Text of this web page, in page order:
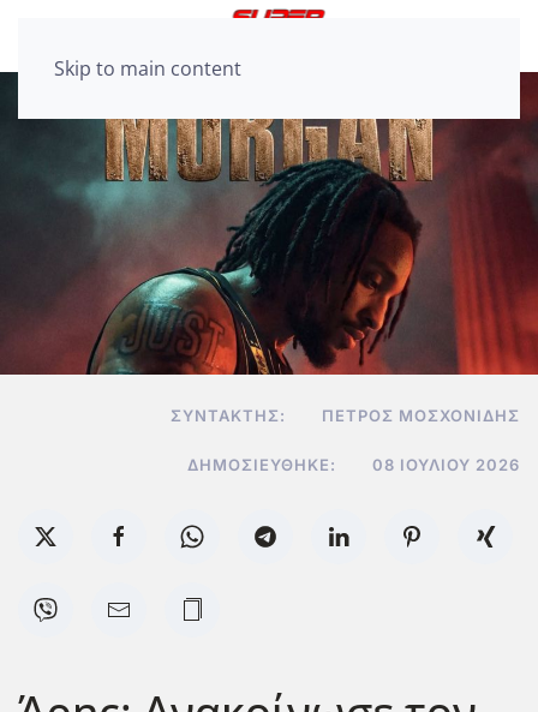
Skip to main content
ΣΥΝΤΆΚΤΗΣ: ΠΈΤΡΟΣ ΜΟΣΧΟΝΊΔΗΣ
ΔΗΜΟΣΙΕΎΘΗΚΕ: 08 ΙΟΥΛΊΟΥ 2026